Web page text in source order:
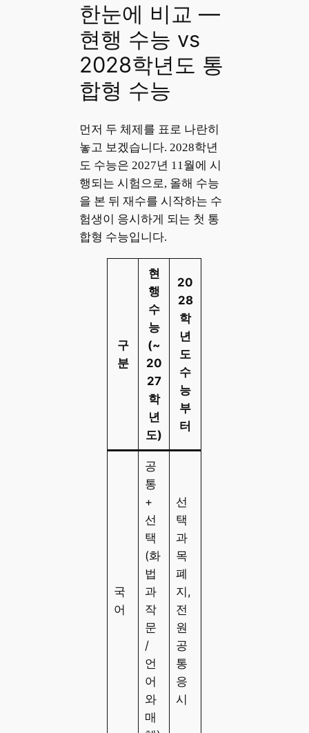
한눈에 비교 —
현행 수능 vs
2028학년도 통
합형 수능
먼저 두 체제를 표로 나란히
놓고 보겠습니다. 2028학년
도 수능은 2027년 11월에 시
행되는 시험으로, 올해 수능
을 본 뒤 재수를 시작하는 수
험생이 응시하게 되는 첫 통
합형 수능입니다.
구
분
현
행
수
능
(~
20
27
학
년
도)
20
28
학
년
도
수
능
부
터
국
어
공
통
+
선
택
(화
법
과
작
문
/
언
어
와
매
선
택
과
목
폐
지,
전
원
공
통
응
시